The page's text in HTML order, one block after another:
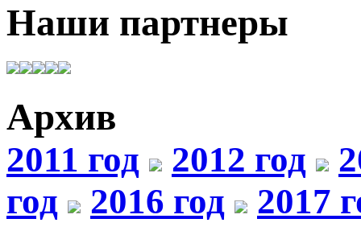
Наши партнеры
Архив
2011 год 2012 год
год
2016 год
2017